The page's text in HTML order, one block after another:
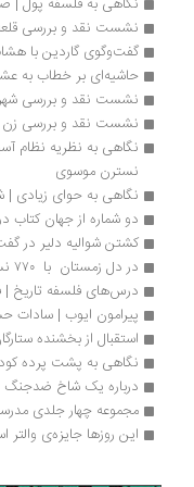
نشست نقد و بررسی قلعه
گفت‌وگوی گاردین با هشام مطر
حاشیه‌ای بر خطاب به عشق |
نشست نقد و بررسی شهر
نشست نقد و بررسی زن در
نسترن موسوی
نگاهی به حوای زیادی | شراره
دو شماره از جهان کتاب در 75صفحه
کشتن شوالیه دلیر در گفت‌وگو
در دل زمستان  با  ۷۷۰ نسخه منتشر شد
درس‌های فلسفه تاریخ |
پیرامون ایوب | سادات
استقبال از بخشنده ستارگان یا
نگاهی به پشت پرده کودتا |
درباره یک شاخ ضدجنگ | زهرا
مجموعه چهار جلدی مدرسه
این روزها جایزه‌ی والتر اسکات ۲۰۲۳ را برد